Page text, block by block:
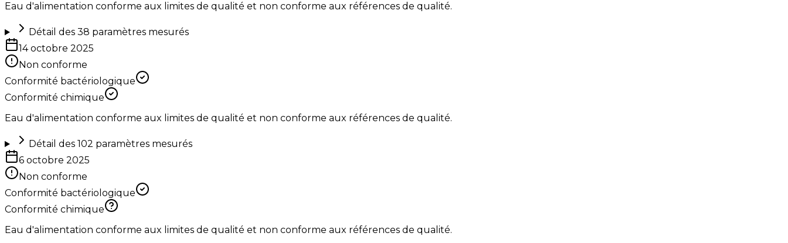
Eau d'alimentation conforme aux limites de qualité et non conforme aux références de qualité.
Détail des 38 paramètres mesurés
14 octobre 2025
Non conforme
Conformité bactériologique
Conformité chimique
Eau d'alimentation conforme aux limites de qualité et non conforme aux références de qualité.
Détail des 102 paramètres mesurés
6 octobre 2025
Non conforme
Conformité bactériologique
Conformité chimique
Eau d'alimentation conforme aux limites de qualité et non conforme aux références de qualité.